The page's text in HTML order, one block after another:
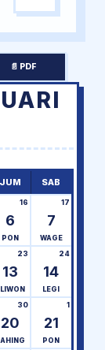
📄 PDF
JUM SAB
6
16
PON
7
17
WAGE
13
23
14
24
LEGI
20
30
21
1
PON